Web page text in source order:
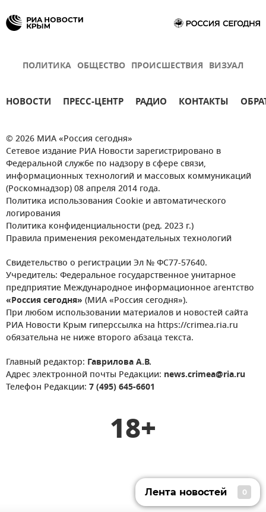
ПОЛИТИКА ОБЩЕСТВО ПРОИСШЕСТВИЯ ВИЗУАЛ
НОВОСТИ ПРЕСС-ЦЕНТР РАДИО КОНТАКТЫ
© 2026 МИА «Россия сегодня»
Сетевое издание РИА Новости зарегистрировано в
Федеральной службе по надзору в сфере связи,
информационных технологий и массовых коммуникаций
(Роскомнадзор) 08 апреля 2014 года.
Политика использования Cookie и автоматического
логирования
Политика конфиденциальности (ред. 2023 г.)
Правила применения рекомендательных технологий
Свидетельство о регистрации Эл № ФС77-57640.
Учредитель: Федеральное государственное унитарное
предприятие Международное информационное агентство
«Россия сегодня» (МИА «Россия сегодня»).
При любом использовании материалов и новостей сайта
РИА Новости Крым гиперссылка на https://crimea.ria.ru
обязательна не ниже второго абзаца текста.
Главный редактор: Гаврилова А.В.
Адрес электронной почты Редакции: news.crimea@ria.ru
Телефон Редакции: 7 (495) 645-6601
18+
Лента новостей 0
Лента новостей